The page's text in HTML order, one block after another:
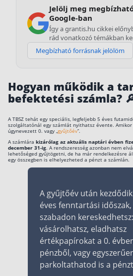
Blog
Rólunk
Kapcsolat
Karrier
Utasbiztosítás
Lakásbiztosítás
Lakásbiztosítás:
kérdésre
Jelölj meg
Google-ban
Így a grantis.hu cikkei
rád vonatkozó témákban
Megbízható forrásnak jelölöm
Hogyan működik a
befektetési számla?
A TBSZ tehát egy speciális, legfeljebb 5 éves
szolgáltatónál egy számlát nyithatsz évente.
úgynevezett 0. vagy „gyűjtőév”.
A számlára kizárólag az aktuális naptári évben
december 31-ig. A rendszeresség azonban nem
lehetőséged gyűjtögetni, de ha már rendelkezésre
egy összegben is elhelyezheted a pénzt a számlán.
A gyűjtőév után
éves fenntartási
szabadon kereskedhetsz:
vásárolhatsz, eladhatsz
értékpapírokat a 0.
pénzből, vagy
parkoltathatod is a